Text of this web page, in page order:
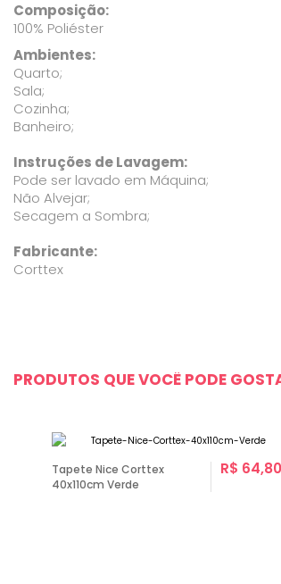
Composição:
100% Poliéster
Ambientes:
Quarto;
Sala;
Cozinha;
Banheiro;
Instruções de Lavagem:
Pode ser lavado em Máquina;
Não Alvejar;
Secagem a Sombra;
Fabricante:
Corttex
PRODUTOS QUE VOCÊ PODE
Tapete Nice Corttex
40x110cm Verde
R$ 64,80